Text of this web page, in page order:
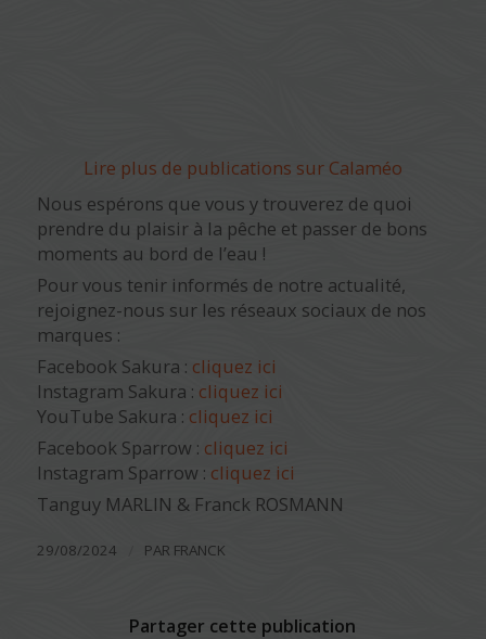
Lire plus de publications sur Calaméo
Nous espérons que vous y trouverez de quoi
prendre du plaisir à la pêche et passer de bons
moments au bord de l’eau !
Pour vous tenir informés de notre actualité,
rejoignez-nous sur les réseaux sociaux de nos
marques :
Facebook Sakura : cliquez ici
Instagram Sakura : cliquez ici
YouTube Sakura : cliquez ici
Facebook Sparrow : cliquez ici
Instagram Sparrow : cliquez ici
Tanguy MARLIN & Franck ROSMANN
29/08/2024 PAR FRANCK
Partager cette publication